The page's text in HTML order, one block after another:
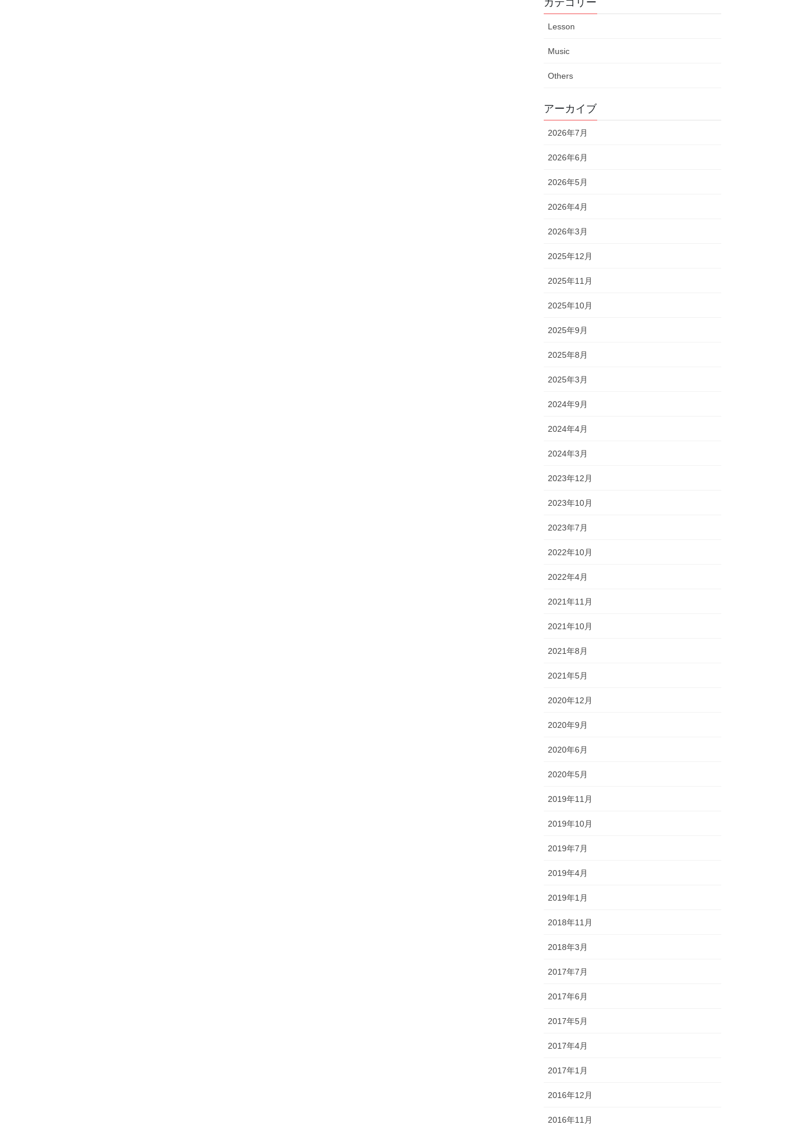
カテゴリー
Lesson
Music
Others
アーカイブ
2026年7月
2026年6月
2026年5月
2026年4月
2026年3月
2025年12月
2025年11月
2025年10月
2025年9月
2025年8月
2025年3月
2024年9月
2024年4月
2024年3月
2023年12月
2023年10月
2023年7月
2022年10月
2022年4月
2021年11月
2021年10月
2021年8月
2021年5月
2020年12月
2020年9月
2020年6月
2020年5月
2019年11月
2019年10月
2019年7月
2019年4月
2019年1月
2018年11月
2018年3月
2017年7月
2017年6月
2017年5月
2017年4月
2017年1月
2016年12月
2016年11月